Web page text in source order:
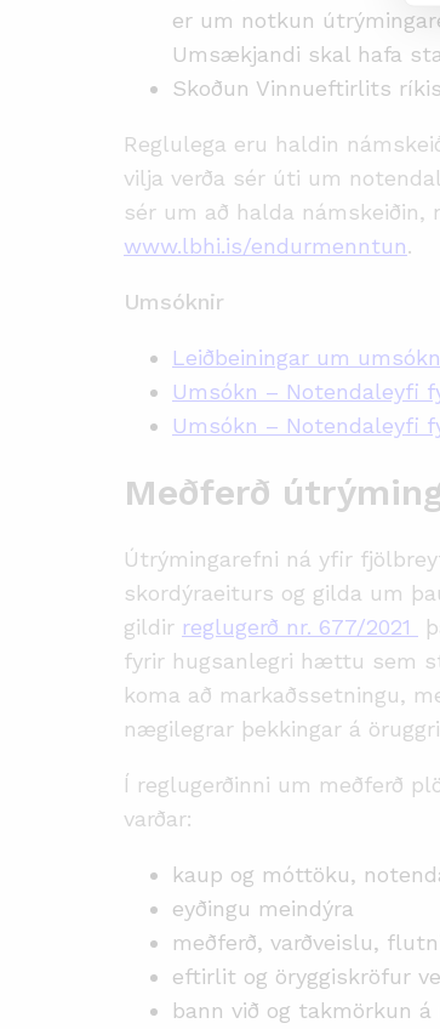
er um notkun
Umsækjandi skal hafa
Skoðun Vinnueftirlits
Reglulega eru haldin
vilja verða sér úti um
sér um að halda námskeiðin,
www.lbhi.is/endurmenntun.
Umsóknir
Leiðbeiningar um
Umsókn – Notendaleyfi
Umsókn – Notendaleyfi
Meðferð
Útrýmingarefni ná yfir
skordýraeiturs og gilda um
gildir reglugerð nr. 677/2021
fyrir hugsanlegri hættu sem
koma að markaðssetningu,
nægilegrar þekkingar á
Í reglugerðinni um meðferð
varðar:
kaup og móttöku,
eyðingu meindýra
meðferð, varðveislu,
eftirlit og öryggiskröfur
bann við og takmörkun